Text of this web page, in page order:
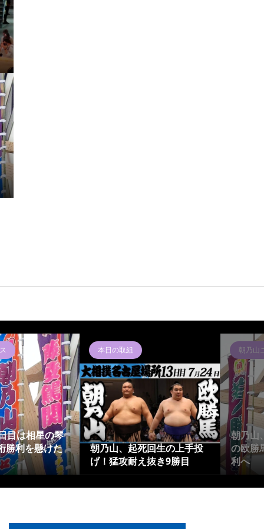
目は相星の琴
勝利を懸けた
本日の取組
朝乃山、起死回生の上手投
げ！猛攻耐え抜き9勝目
朝乃山
朝乃山
の欧勝
利へ